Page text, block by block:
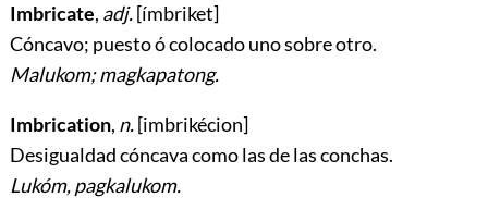
Imbricate, adj.[ímbriket]
Cóncavo; puesto ó colocado uno sobre otro.
Malukom; magkapatong.
Imbrication, n.[imbrikécion]
Desigualdad cóncava como las de las conchas.
Lukóm, pagkalukom.